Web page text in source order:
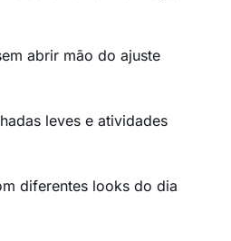
abrir mão do ajuste
leves e atividades
diferentes looks do dia